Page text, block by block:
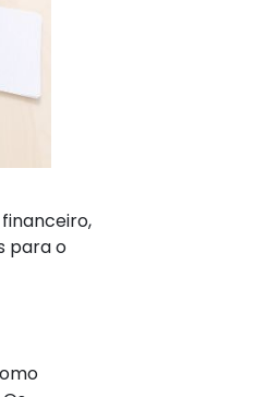
para o